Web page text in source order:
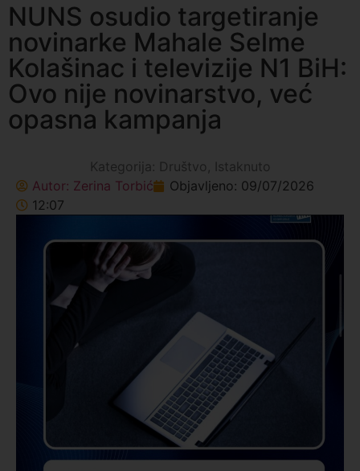
NUNS osudio targetiranje
novinarke Mahale Selme
Kolašinac i televizije N1 BiH:
Ovo nije novinarstvo, već
opasna kampanja
Kategorija: Društvo , Istaknuto
Autor: Zerina Torbić Objavljeno: 09/07/2026
12:07